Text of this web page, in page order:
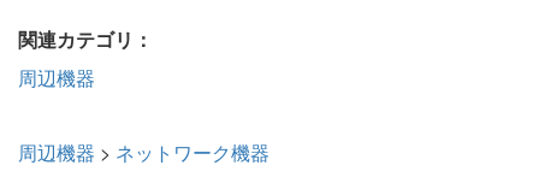
関連カテゴリ：
周辺機器
周辺機器 > ネットワーク機器